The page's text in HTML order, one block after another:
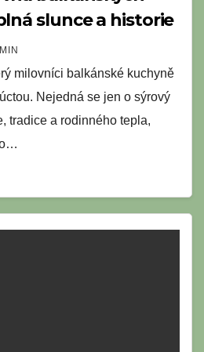
slunce a historie
milovníci balkánské kuchyně
Nejedná se jen o sýrový
tradice a rodinného tepla,